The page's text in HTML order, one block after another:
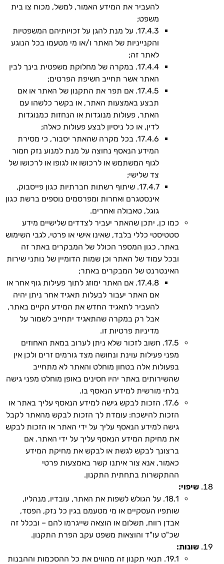
להעביר את המידע האמור, למשל, מכוח צו בית
משפט;
17.4.3. על מנת להגן על זכויותיהם המשפטיות
והקנייניות של האתר ו/או מי מטעמו בכל הנוגע
לאתר זה;
17.4.4. במקרה של מחלוקת משפטית בינך לבין
האתר אשר תחייב חשיפת הפרטים;
17.4.5. אם תפר את התקנון של האתר או אם
תבצע באמצעות האתר, או בקשר כלשהו עם
האתר, פעולות מנוגדות או הנחזות כמנוגדות
לדין, או כל ניסיון לבצע פעולות כאלה;
17.4.6. בכל מקרה שהאתר יסבור, כי מסירת
המידע הנאסף נחוצה על מנת למנוע נזק חמור
לגוף המשתמש או לרכושו או לגופו או לרכושו של
צד שלישי;
17.4.7. שיתוף רשתות חברתיות כגון פייסבוק,
אינסטגרם ואחרות ומפרסמים נוספים ברשת כגון
גוגל, טאבולה ואחרים.
כמו כן, יתכן שהאתר יעביר לצדדים שלישיים מידע
סטטיסטי כללי בלבד, שאינו אישי או פרטי, לגבי השימוש
באתר, כגון המספר הכולל של המבקרים באתר זה
ובכל עמוד של האתר וכן שמות הדומיין של נותני שירות
האינטרנט של המבקרים באתר;
17.4.8. אם האתר ימוזג לתוך פעילות גוף אחר או
אם האתר יעבור לבעלות תאגיד אחר ניתן יהיה
להעביר לתאגיד החדש את המידע הקיים באתר,
אבל רק במקרה שהתאגיד יתחייב לשמור על
מדיניות פרטיות זו.
17.5. חשוב לזכור שלא ניתן לערוב במאת האחוזים
מפני פעילות עוינת ונחושה מצד גורמים זרים ולכן אין
בפעולות אלה בטחון מוחלט והאתר לא מתחייב
שהשירותים באתר יהיו חסינים באופן מוחלט מפני גישה
בלתי מורשית למידע הנאסף בו.
17.6. הזכות לבקש גישה למידע הנאסף עליך באתר או
הזכות להישכח: עומדת לך הזכות לבקש מהאתר לקבל
גישה למידע הנאסף עליך על ידי האתר או הזכות לבקש
את מחיקת המידע הנאסף עליך על ידי האתר. אם
ברצונך לבקש לגשת או לבקש את מחיקת המידע
כאמור, אנא צור איתנו קשר באמצעות פרטי
ההתקשרות בתחתית התקנון.
שיפוי:
18.1. על הגולש לשפות את האתר, עובדיו, מנהליו,
שותפיו העסקיים או מי מטעמם בגין כל נזק, הפסד,
אבדן רווח, תשלום או הוצאה שייגרמו להם – ובכלל זה
שכ"ט עו"ד והוצאות משפט עקב הפרת התקנון.
שונות:
19.1. תנאי תקנון זה מהווים את כל ההסכמות וההבנות